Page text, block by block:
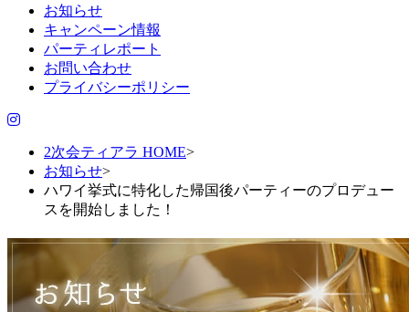
お知らせ
キャンペーン情報
パーティレポート
お問い合わせ
プライバシーポリシー
2次会ティアラ HOME>
お知らせ>
ハワイ挙式に特化した帰国後パーティーのプロデュー
スを開始しました！